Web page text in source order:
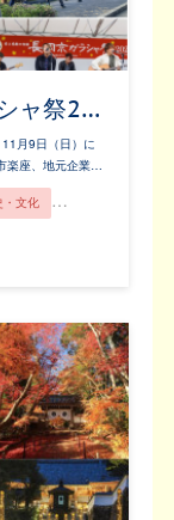
ャ祭2…
月9日（日）に
楽座、地元企業…
・文化